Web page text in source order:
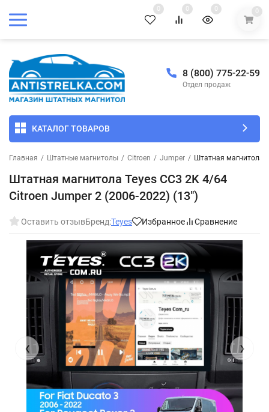
0 0 0 0
8 (800) 775-22-59
Отдел продаж
КАТАЛОГ ТОВАРОВ
Главная / Штатные магнитолы / Citroen / Jumper / Штатная магнитола
Штатная магнитола Teyes CC3 2K 4/64
Citroen Jumper 2 (2006-2022) (13")
Оставить отзывБренд:Teyes Избранное Сравнение
‹ ›